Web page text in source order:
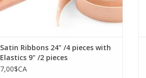
Satin Ribbons 24" /4 pieces with
Elastics 9" /2 pieces
7,00$CA